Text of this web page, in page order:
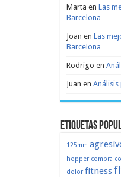
Marta en Las
Barcelona
Joan en Las
Barcelona
Rodrigo en
Juan en Análisis
Etiquetas
125mm
hopper compra
dolor fitness